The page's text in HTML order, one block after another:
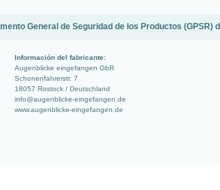
General de Seguridad de los Productos (GPSR)
Información del fabricante:
Augenblicke eingefangen GbR
Schonenfahrerstr. 7
18057 Rostock / Deutschland
info@augenblicke-eingefangen.de
www.augenblicke-eingefangen.de